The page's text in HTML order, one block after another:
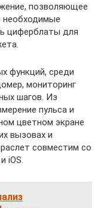
позволяющее
необходимые
циферблаты для
функций, среди
мониторинг
шагов. Из
пульса и
цветном экране
вызовах и
совместим со
iOS.